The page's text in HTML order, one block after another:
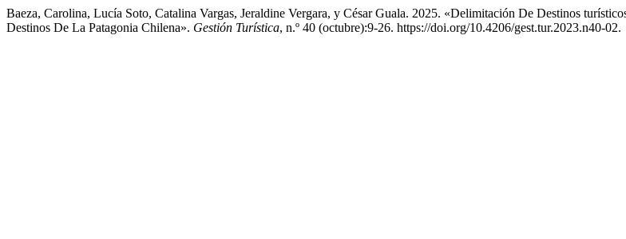
Baeza, Carolina, Lucía Soto, Catalina Vargas, Jeraldine Vergara, y César Guala. 2025. «Delimitación De Destinos
Destinos De La Patagonia Chilena». Gestión Turística, n.º 40 (octubre):9-26. https://doi.org/10.4206/gest.tur.2023.n40-02.